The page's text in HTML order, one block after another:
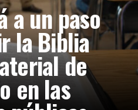
a un paso
la Biblia
de
en las